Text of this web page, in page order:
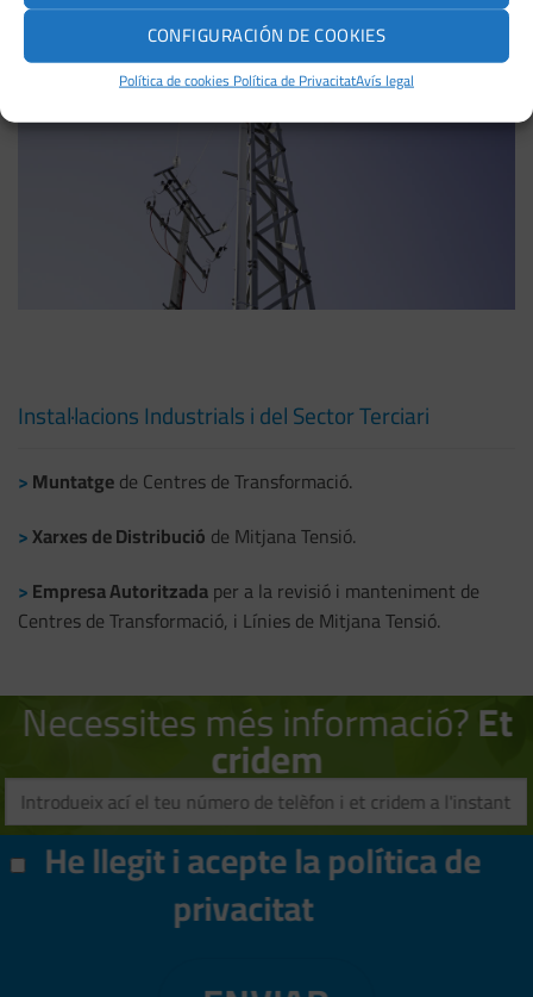
CONFIGURACIÓN DE COOKIES
Política de cookiesPolítica de PrivacitatAvís legal
Instal·lacions Industrials i del Sector Terciari
>Muntatgede Centres de Transformació.
>Xarxes de Distribució de Mitjana Tensió.
>Empresa Autoritzadaper a la revisió i manteniment de
Centres de Transformació, i Línies de Mitjana Tensió.
Necessites més informació?Et
cridem
He llegit i acepte lapolítica de
privacitat